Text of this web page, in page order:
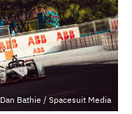
Dan Bathie / Spacesuit Media